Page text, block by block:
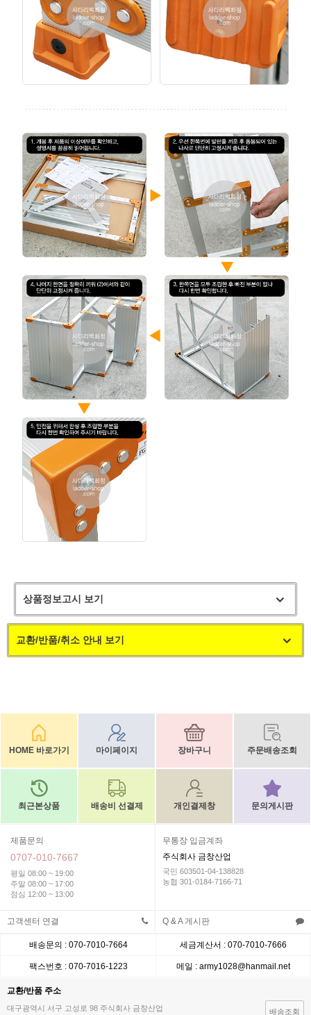
상품정보고시 보기
교환/반품/취소 안내 보기
HOME 바로가기 마이페이지 장바구니 주문배송조회
최근본상품 배송비 선결제 개인결제창 문의게시판
제품문의
0707-010-7667
평일 08:00 ~ 19:00
주말 08:00 ~ 17:00
점심 12:00 ~ 13:00
무통장 입금계좌
주식회사 금창산업
국민 603501-04-138828
농협 301-0184-7166-71
고객센터 연결 Q & A 게시판
배송문의 : 070-7010-7664 세금계산서 : 070-7010-7666
팩스번호 : 070-7016-1223 메일 : army1028@hanmail.net
교환/반품 주소
대구광역시 서구 고성로 98 주식회사 금창산업 배송조회